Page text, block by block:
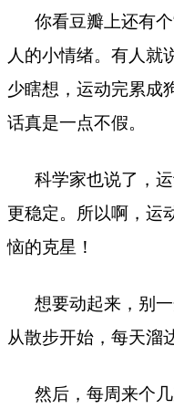
你看豆瓣上还有
人的小情绪。有人就
少瞎想，运动完累成
话真是一点不假。
科学家也说了，
更稳定。所以啊，运
恼的克星！
想要动起来，别
从散步开始，每天溜
然后，每周来个